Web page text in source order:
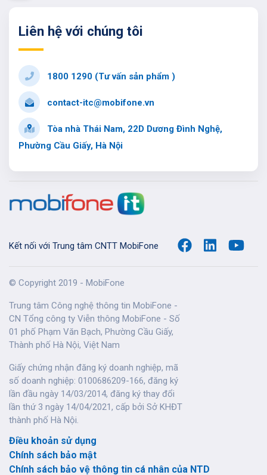
Liên hệ với chúng tôi
1800 1290 (Tư vấn sản phẩm )
contact-itc@mobifone.vn
Tòa nhà Thái Nam, 22D Dương Đình Nghệ,
Phường Cầu Giấy, Hà Nội
Kết nối với Trung tâm CNTT MobiFone
© Copyright 2019 - MobiFone
Trung tâm Công nghệ thông tin MobiFone -
CN Tổng công ty Viễn thông MobiFone - Số
01 phố Phạm Văn Bạch, Phường Cầu Giấy,
Thành phố Hà Nội, Việt Nam
Giấy chứng nhận đăng ký doanh nghiệp, mã
số doanh nghiệp: 0100686209-166, đăng ký
lần đầu ngày 14/03/2014, đăng ký thay đổi
lần thứ 3 ngày 14/04/2021, cấp bởi Sở KHĐT
thành phố Hà Nội.
Điều khoản sử dụng
Chính sách bảo mật
Chính sách bảo vệ thông tin cá nhân của NTD